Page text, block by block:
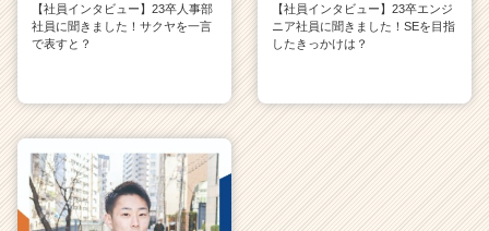
【社員インタビュー】23卒人事部
社員に聞きました！サクヤを一言
で表すと？
【社員インタビュー】23卒エンジ
ニア社員に聞きました！SEを目指
したきっかけは？